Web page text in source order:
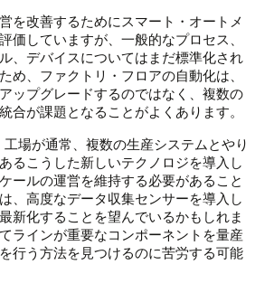
を改善するためにスマート・オートメ
価していますが、一般的なプロセス、
、デバイスについてはまだ標準化され
め、ファクトリ・フロアの自動化は、
ップグレードするのではなく、複数の
合が課題となることがよくあります。
工場が通常、複数の生産システムとやり
るこうした新しいテクノロジを導入し
ールの運営を維持する必要があること
、高度なデータ収集センサーを導入し
新化することを望んでいるかもしれま
ラインが重要なコンポーネントを量産
行う方法を見つけるのに苦労する可能